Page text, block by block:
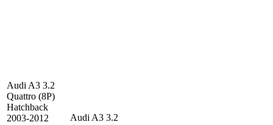
Audi A3 3.2
Quattro (8P)
Hatchback
2003-2012
Audi A3 3.2